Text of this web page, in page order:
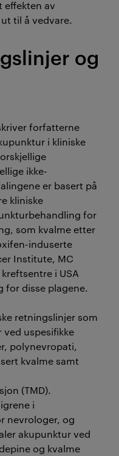
effekten av
til å vedvare.
og
forfatterne
i kliniske
ikke-
er basert på
kliniske
for
som kvalme etter
induserte
Institute, MC
i USA
for disse plagene.
retningslinjer som
uspesifikke
polynevropati,
kvalme samt
(TMD).
i
nevrologer, og
akupunktur ved
og kvalme